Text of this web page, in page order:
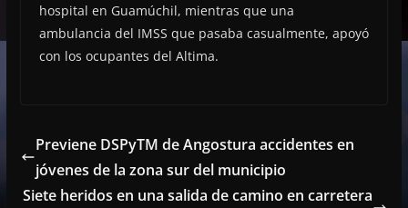
hospital en Guamúchil, mientras que una
ambulancia del IMSS que pasaba casualmente, apoyó
con los ocupantes del Altima.
Previene DSPyTM de Angostura accidentes en
jóvenes de la zona sur del municipio
Siete heridos en una salida de camino en carretera